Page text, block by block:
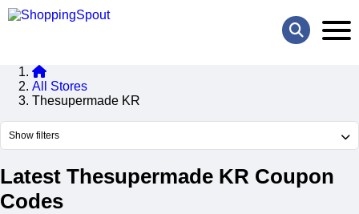
All Stores
Thesupermade KR
Show filters
Latest Thesupermade KR Coupon
Codes